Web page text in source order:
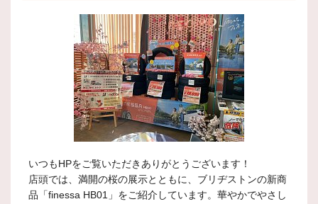
いつもHPをご覧いただきありがとうございます！
店頭では、満開の桜の展示とともに、ブリヂストンの新商
品「finessa HB01」をご紹介しています。華やかでやさし